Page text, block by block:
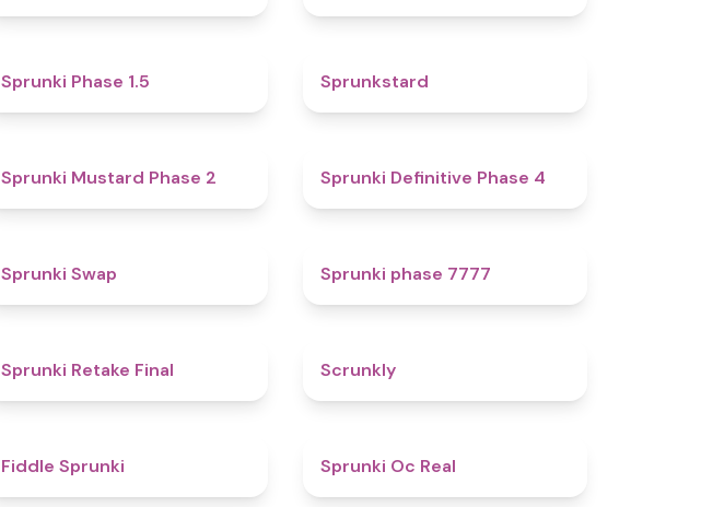
Sprunki Phase 1.5 Sprunkstard
Sprunki Mustard Phase 2 Sprunki Definitive Phase 4
Sprunki Swap Sprunki phase 7777
Sprunki Retake Final Scrunkly
Fiddle Sprunki Sprunki Oc Real